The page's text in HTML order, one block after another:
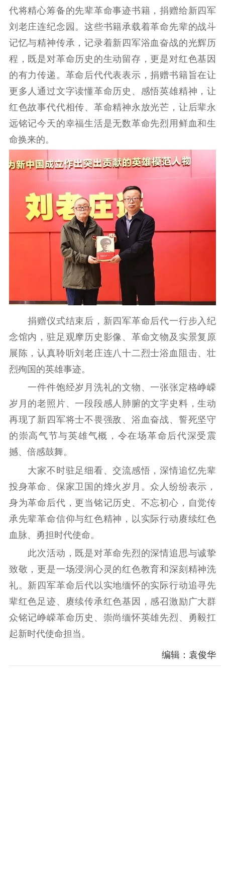
电影工作
电影创作 电影市场
机关党建
党建要闻 学习在线
文化人才
紫金人才 职称评审
数据资源
公共服务
新时代公民素养
提升资源库
新闻出版
政务服务
科研创新
服务管理平台
智库服务
管理平台
服务管理
数字出版
审读服务
理论宣讲
共建共享平台
政工继续教育学
代将精心筹备的先辈革命事迹书籍，捐赠给新四军
刘老庄连纪念园。这些书籍承载着革命先辈的战斗
记忆与精神传承，记录着新四军浴血奋战的光辉历
程，既是对革命历史的生动留存，更是对红色基因
的有力传递。革命后代代表表示，捐赠书籍旨在让
更多人通过文字读懂革命历史、感悟英雄精神，让
红色故事代代相传、革命精神永放光芒，让后辈永
远铭记今天的幸福生活是无数革命先烈用鲜血和生
命换来的。
捐赠仪式结束后，新四军革命后代一行步入纪
念馆内，驻足观摩历史影像、革命文物及实景复原
展陈，认真聆听刘老庄连八十二烈士浴血阻击、壮
烈殉国的英雄事迹。
一件件饱经岁月洗礼的文物、一张张定格峥嵘
岁月的老照片、一段段感人肺腑的文字史料，生动
再现了新四军将士不畏强敌、浴血奋战、誓死坚守
的崇高气节与英雄气概，令在场革命后代深受震
撼、倍感鼓舞。
大家不时驻足细看、交流感悟，深情追忆先辈
投身革命、保家卫国的烽火岁月。众人纷纷表示，
身为革命后代，更当铭记历史、不忘初心，自觉传
承先辈革命信仰与红色精神，以实际行动赓续红色
血脉、勇担时代使命。
此次活动，既是对革命先烈的深情追思与诚挚
致敬，更是一场浸润心灵的红色教育和深刻精神洗
礼。新四军革命后代以实地缅怀的实际行动追寻先
辈红色足迹、赓续传承红色基因，感召激励广大群
众铭记峥嵘革命历史、崇尚缅怀英雄先烈、勇毅扛
起新时代使命担当。
编辑：袁俊华